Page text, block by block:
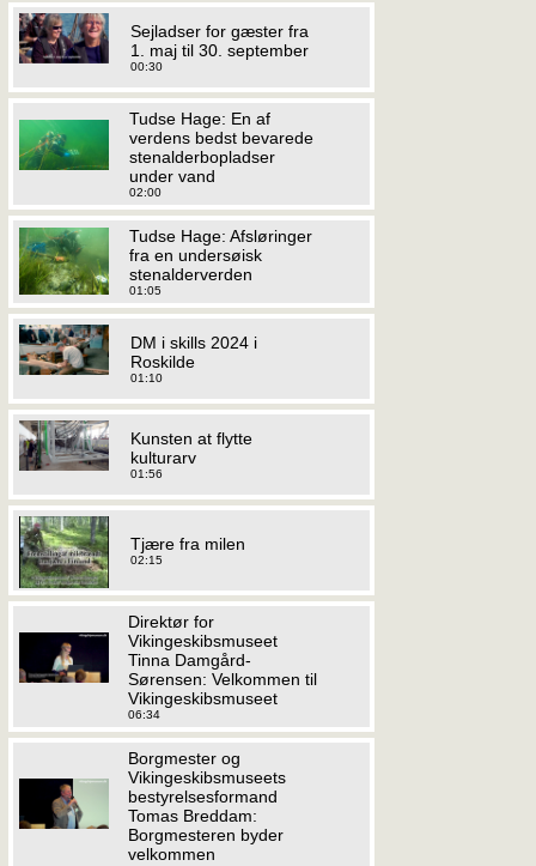
Sejladser for gæster fra
1. maj til 30. september
00:30
Tudse Hage: En af
verdens bedst bevarede
stenalderbopladser
under vand
02:00
Tudse Hage: Afsløringer
fra en undersøisk
stenalderverden
01:05
DM i skills 2024 i
Roskilde
01:10
Kunsten at flytte
kulturarv
01:56
Tjære fra milen
02:15
Direktør for
Vikingeskibsmuseet
Tinna Damgård-
Sørensen: Velkommen til
Vikingeskibsmuseet
06:34
Borgmester og
Vikingeskibsmuseets
bestyrelsesformand
Tomas Breddam:
Borgmesteren byder
velkommen